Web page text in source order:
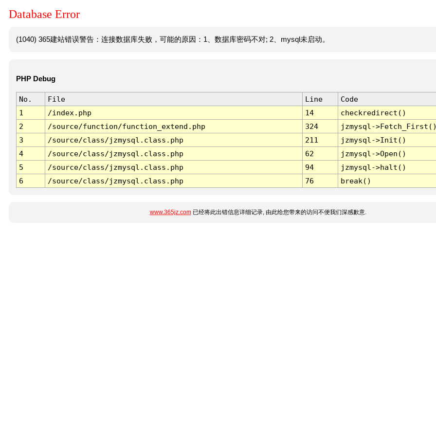
Database Error
(1040) 365建站错误警告：连接数据库失败，可能的原因：1、数据库密码不对; 2、mysql未启动。
PHP Debug
No. File Line
Code
1
/index.php 14
checkredirect()
2
/source/function/function_extend.php 324
jzmysql-
3
/source/class/jzmysql.class.php 211
jzmysql->Init()
4
/source/class/jzmysql.class.php 62
jzmysql->Open()
5
/source/class/jzmysql.class.php 94
jzmysql->halt()
6
/source/class/jzmysql.class.php 76 break()
www.365jz.com已经将此出错信息详细记录, 由此给您带来的访问不便我们深感歉意.